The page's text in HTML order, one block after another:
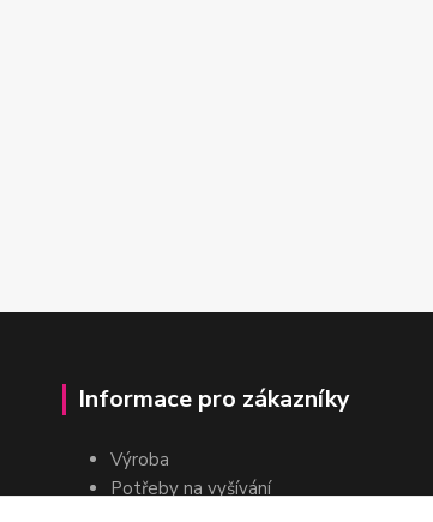
Informace pro zákazníky
Výroba
Potřeby na vyšívání